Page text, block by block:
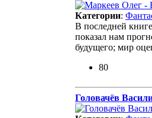
Категории:
В последней
показал нам
будущего; мир
80
Головачёв